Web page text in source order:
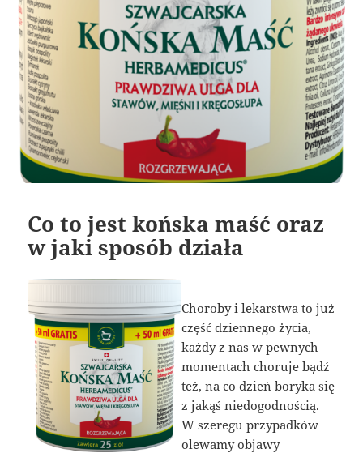
Co to jest końska maść oraz
w jaki sposób działa
Choroby i lekarstwa to już
część dziennego życia,
każdy z nas w pewnych
momentach choruje bądź
też, na co dzień boryka się
z jakąś niedogodnością.
W szeregu przypadków
olewamy objawy